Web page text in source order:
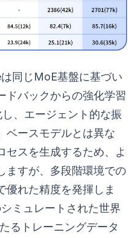
同じMoE基盤に基づい
ドバックからの強化学習
し、エージェント的な振
ベースモデルとは異な
セスを生成するため、よ
ますが、多段階環境での
優れた精度を発揮しま
ミュレートされた世界
るトレーニングデータ